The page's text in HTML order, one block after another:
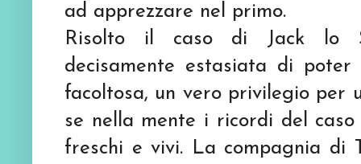
ad apprezzare nel primo.
Risolto il caso di Jack lo
decisamente estasiata di
facoltosa, un vero privilegio per
se nella mente i ricordi del
freschi e vivi. La compagnia di